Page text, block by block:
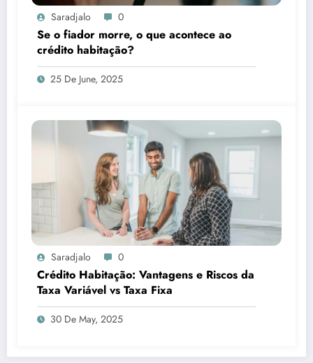
Saradjalo 0
Se o fiador morre, o que acontece ao
crédito habitação?
25 De June, 2025
Saradjalo 0
Crédito Habitação: Vantagens e Riscos da
Taxa Variável vs Taxa Fixa
30 De May, 2025